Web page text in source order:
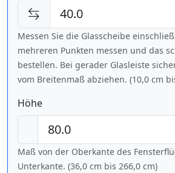
Messen Sie die Glasscheibe
mehreren Punkten messen und das
bestellen. Bei gerader Glasleiste
vom Breitenmaß abziehen. (10,0 cm
Höhe
Maß von der Oberkante des
Unterkante. (36,0 cm bis 266,0 cm)